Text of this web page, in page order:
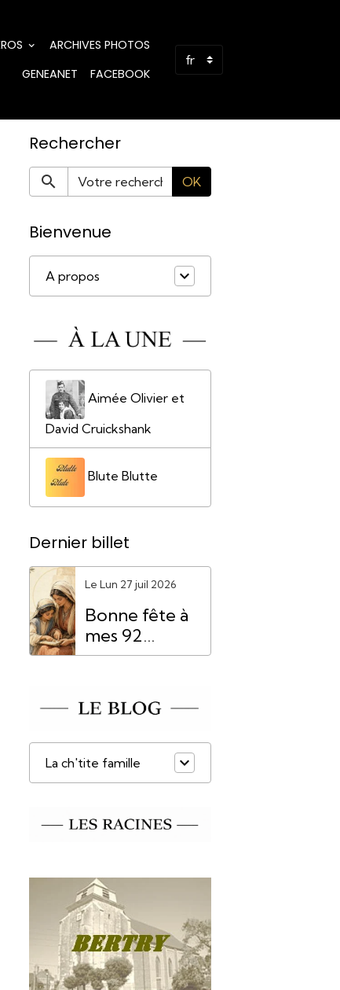
ARCHIVES PHOTOS
GENEANET
FACEBOOK
Rechercher
OK
Bienvenue
A propos
Aimée Olivier et
David Cruickshank
Blute Blutte
Dernier billet
Le Lun 27 juil 2026
Bonne fête à
mes 92
"Mamie
La ch'tite famille